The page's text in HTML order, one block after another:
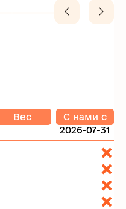
Вес
C нами с
2026-07-31